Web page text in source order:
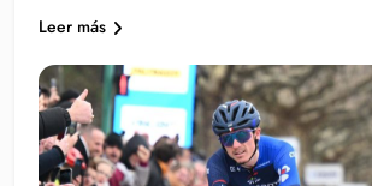
Leer más